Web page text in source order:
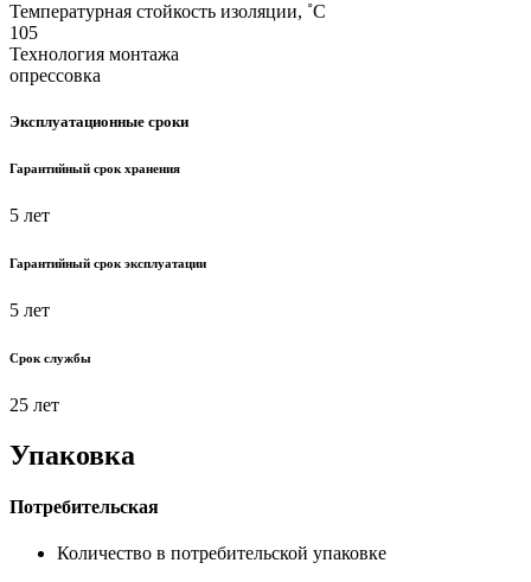
Температурная стойкость изоляции, ˚С
105
Технология монтажа
опрессовка
Эксплуатационные сроки
Гарантийный срок хранения
5 лет
Гарантийный срок эксплуатации
5 лет
Срок службы
25 лет
Упаковка
Потребительская
Количество в потребительской упаковке